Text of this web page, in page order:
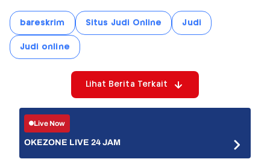
bareskrim Situs Judi Online Judi
Judi online
Lihat Berita Terkait
Live Now
OKEZONE LIVE 24 JAM